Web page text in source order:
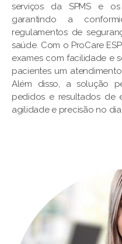
serviços da SPMS e os
garantindo a
regulamentos de
saúde. Com o ProCare
exames com facilidade e
pacientes um
Além disso, a solução
pedidos e resultados de
agilidade e precisão no